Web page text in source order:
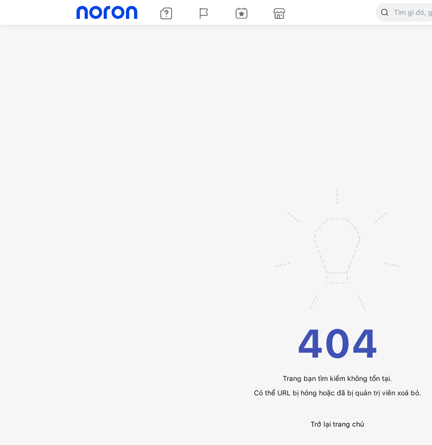
404
Trang bạn tìm kiếm không tồn tại.
Có thể URL bị hỏng hoặc đã bị quản trị viên xoá bỏ.
Trở lại trang chủ